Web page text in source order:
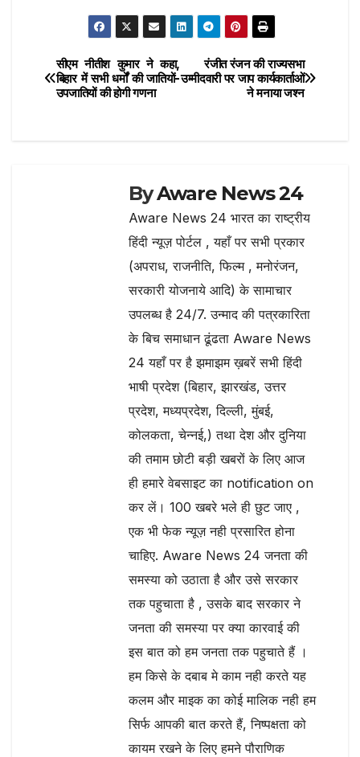
b
o
o
k
r
A
p
p
ra
m
h
ar
e
Post
navigation
रंजीत रंजन की राज्यसभा
उम्मीदवारी पर जाप कार्यकार्ताओं
ने मनाया जश्न
सीएम नीतीश कुमार ने कहा,
बिहार में सभी धर्मों की जातियों-
उपजातियों की होगी गणना
ByAware News 24
Aware News 24 भारत का राष्ट्रीय
हिंदी न्यूज़ पोर्टल , यहाँ पर सभी प्रकार
(अपराध, राजनीति, फिल्म , मनोरंजन,
सरकारी योजनाये आदि) के सामाचार
उपलब्ध है 24/7. उन्माद की पत्रकारिता
के बिच समाधान ढूंढता Aware News
24 यहाँ पर है झमाझम ख़बरें सभी हिंदी
भाषी प्रदेश (बिहार, झारखंड, उत्तर
प्रदेश, मध्यप्रदेश, दिल्ली, मुंबई,
कोलकता, चेन्नई,) तथा देश और दुनिया
की तमाम छोटी बड़ी खबरों के लिए आज
ही हमारे वेबसाइट का notification on
कर लें। 100 खबरे भले ही छुट जाए ,
एक भी फेक न्यूज़ नही प्रसारित होना
चाहिए. Aware News 24 जनता की
समस्या को उठाता है और उसे सरकार
तक पहुचाता है , उसके बाद सरकार ने
जनता की समस्या पर क्या कारवाई की
इस बात को हम जनता तक पहुचाते हैं ।
हम किसे के दबाब मे काम नही करते यह
कलम और माइक का कोई मालिक नही हम
सिर्फ आपकी बात करते हैं, निष्पक्षता को
कायम रखने के लिए हमने पौराणिक